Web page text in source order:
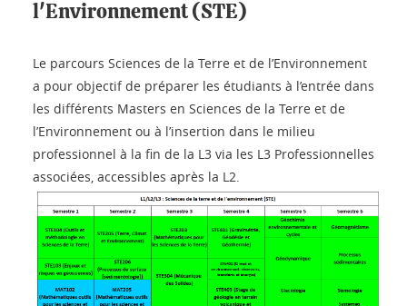
l'Environnement (STE)
Le parcours Sciences de la Terre et de l’Environnement
a pour objectif de préparer les étudiants à l’entrée dans
les différents Masters en Sciences de la Terre et de
l’Environnement ou à l’insertion dans le milieu
professionnel à la fin de la L3 via les L3 Professionnelles
associées, accessibles après la L2.